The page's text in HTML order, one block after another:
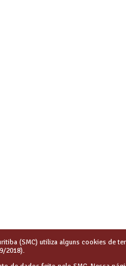
(SMC) utiliza alguns cookies de
2018).